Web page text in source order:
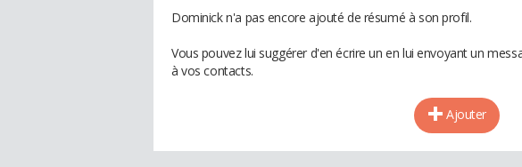
Dominick n'a pas encore ajouté de résumé à son profil.
Vous pouvez lui suggérer d'en écrire un en lui envoyant un
à vos contacts.
Ajouter